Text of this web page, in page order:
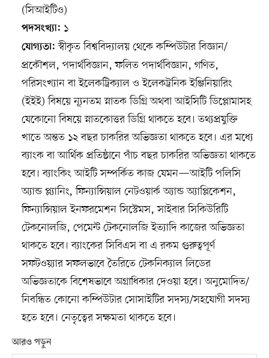
(সিআইটিও)
পদসংখ্যা: ১
যোগ্যতা: স্বীকৃত বিশ্ববিদ্যালয় থেকে কম্পিউটার বিজ্ঞান/
প্রকৌশল, পদার্থবিজ্ঞান, ফলিত পদার্থবিজ্ঞান, গণিত,
পরিসংখ্যান বা ইলেকট্রিক্যাল ও ইলেকট্রনিক ইঞ্জিনিয়ারিং
(ইইই) বিষয়ে ন্যূনতম স্নাতক ডিগ্রি অথবা আইসিটি ডিপ্লোমাসহ
যেকোনো বিষয়ে স্নাতকোত্তর ডিগ্রি থাকতে হবে। তথ্যপ্রযুক্তি
খাতে অন্তত ১২ বছর চাকরির অভিজ্ঞতা থাকতে হবে। এর মধ্যে
ব্যাংক বা আর্থিক প্রতিষ্ঠানে পাঁচ বছর চাকরির অভিজ্ঞতা থাকতে
হবে। ব্যাংকিং আইটি সম্পর্কিত কাজ যেমন—আইটি পলিসি
অ্যান্ড প্ল্যানিং, ফিন্যান্সিয়াল নেটওয়ার্ক অ্যান্ড অ্যাপ্লিকেশন,
ফিন্যান্সিয়াল ইনফরমেশন সিস্টেমস, সাইবার সিকিউরিটি
টেকনোলজি, পেমেন্ট টেকনোলজি ইত্যাদি কাজের অভিজ্ঞতা
থাকতে হবে। ব্যাংকের সিবিএস বা এ রকম গুরুত্বপূর্ণ
সফটওয়্যার সফলভাবে তৈরিতে টেকনিক্যাল লিডের
অভিজ্ঞতাকে বিশেষভাবে অগ্রাধিকার দেওয়া হবে। অনুমোদিত/
নিবন্ধিত কোনো কম্পিউটার সোসাইটির সদস্য/সহযোগী সদস্য
হতে হবে। নেতৃত্বের সক্ষমতা থাকতে হবে।
আরও পড়ুন